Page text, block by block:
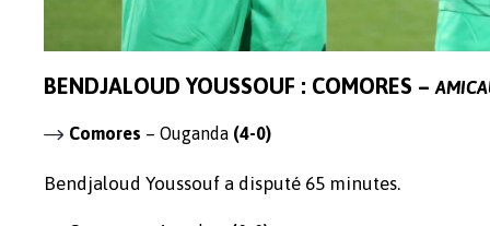
BENDJALOUD YOUSSOUF : COMORES –
Comores – Ouganda (4-0)
Bendjaloud Youssouf a disputé 65 minutes.